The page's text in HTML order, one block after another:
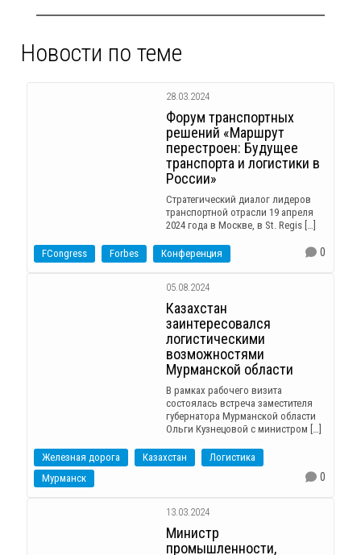
Новости по теме
28.03.2024
Форум транспортных
решений «Маршрут
перестроен: Будущее
транспорта и логистики в
России»
Стратегический диалог лидеров
транспортной отрасли 19 апреля
2024 года в Москве, в St. Regis […]
FCongress Forbes Конференция 0
05.08.2024
Казахстан
заинтересовался
логистическими
возможностями
Мурманской области
В рамках рабочего визита
состоялась встреча заместителя
губернатора Мурманской области
Ольги Кузнецовой с министром […]
Железная дорога Казахстан
Логистика
Мурманск
0
13.03.2024
Министр
промышленности,